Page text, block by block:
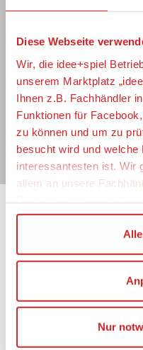
Diese Webseite
Wir, die idee+spiel
unserem Marktplatz
Ihnen z.B. Fachhändler
Funktionen für
zu können und um zu
besucht wird und
interessantesten ist. Wir
allem an unsere
Wir verwenden den
Dienste einzubinden.
Wenn Sie auf „Alles
Ihrer
Die USA ist ein
Nur
Immer auf
Jetzt zum idee+spiel-
jederzeit widerruflich
zugkräftige
Gewinnspiele
und interessante
E-Mail für
Impressum
Mitgliederportal